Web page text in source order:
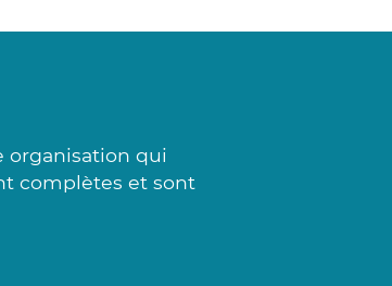
organisation qui
complètes et sont